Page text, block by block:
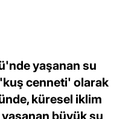
yaşanan su
cenneti' olarak
küresel iklim
büyük su